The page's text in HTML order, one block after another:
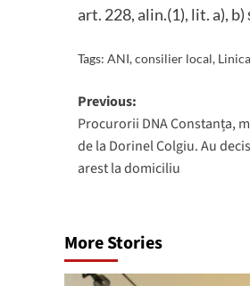
art. 228, alin.(1), lit. a),
Tags: ANI,consilier local,
Post
navigation
Previous:
Procurorii DNA Constanța,
de la Dorinel Colgiu. Au
arest la domiciliu
More Stories